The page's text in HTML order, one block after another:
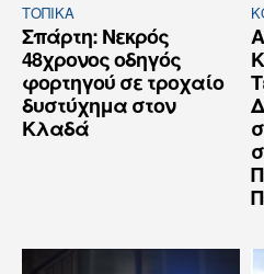
ΤΟΠΙΚΑ
Σπάρτη: Νεκρός
48χρονος οδηγός
φορτηγού σε τροχαίο
δυστύχημα στον
Κλαδά